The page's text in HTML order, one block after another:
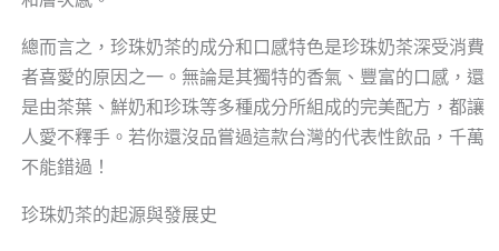
總而言之，珍珠奶茶的成分和口感特色是珍珠奶茶深受消費
者喜愛的原因之一。無論是其獨特的香氣、豐富的口感，還
是由茶葉、鮮奶和珍珠等多種成分所組成的完美配方，都讓
人愛不釋手。若你還沒品嘗過這款台灣的代表性飲品，千萬
不能錯過！
珍珠奶茶的起源與發展史